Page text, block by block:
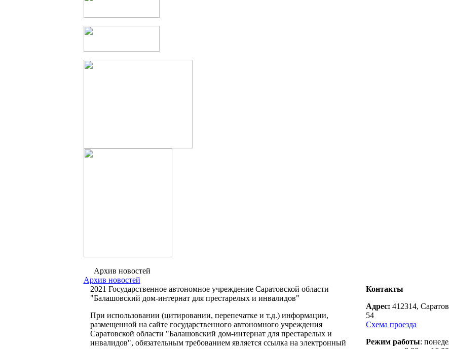
Архив новостей
Архив новостей
2021 Государственное автономное учреждение Саратовской области
"Балашовский дом-интернат для престарелых и инвалидов"
При использовании (цитировании, перепечатке и т.д.) информации,
размещенной на сайте государственного автономного учреждения
Саратовской области "Балашовский дом-интернат для престарелых и
инвалидов", обязательным требованием является ссылка на электронный
Контакты
Адрес: 412314,
54
Схема проезда
Режим работы: